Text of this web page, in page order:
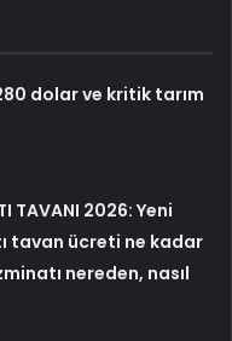
dolar ve kritik tarım
TAVANI 2026: Yeni
tavan ücreti ne kadar
nereden, nasıl